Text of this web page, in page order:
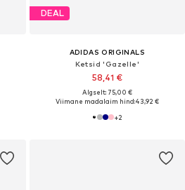
DEAL
ADIDAS ORIGINALS
Ketsid 'Gazelle'
58,41 €
Algselt: 75,00 €
Viimane madalaim hind:43,92 €
+2